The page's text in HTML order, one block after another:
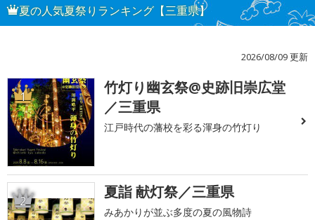
夏の人気夏祭りランキング【三重県】
2026/08/09 更新
1
竹灯り幽玄祭@史跡旧崇広堂
／三重県
江戸時代の藩校を彩る渾身の竹灯り
2 夏詣 献灯祭／三重県
みあかりが並ぶ多度の夏の風物詩